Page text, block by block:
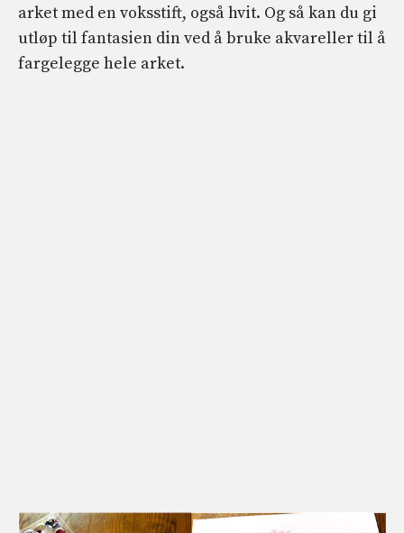
arket med en voksstift, også hvit. Og så kan du gi
utløp til fantasien din ved å bruke akvareller til å
fargelegge hele arket.